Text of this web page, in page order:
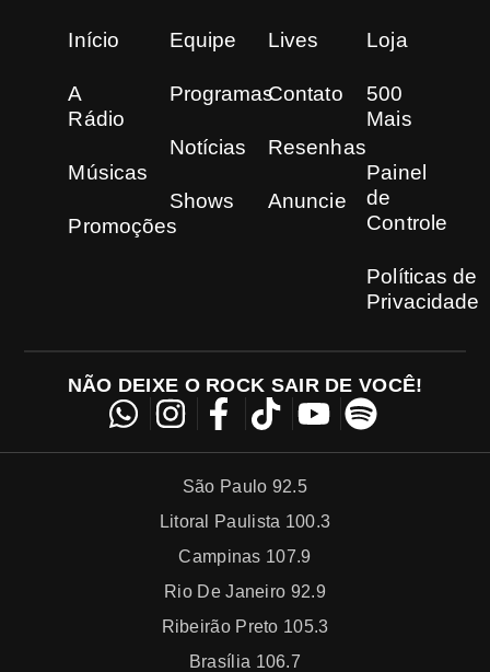
Início
A
Rádio
Músicas
Promoções
Equipe
Programas
Notícias
Shows
Lives
Contato
Resenhas
Anuncie
Loja
500
Mais
Painel
de
Controle
Políticas de
Privacidade
NÃO DEIXE O ROCK SAIR DE VOCÊ!
São Paulo 92.5
Litoral Paulista 100.3
Campinas 107.9
Rio De Janeiro 92.9
Ribeirão Preto 105.3
Brasília 106.7